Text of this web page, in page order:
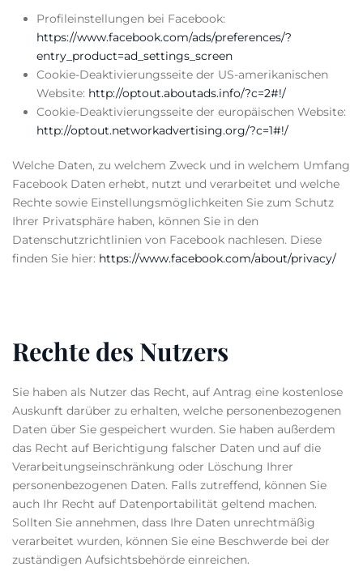
Profileinstellungen bei Facebook:
https://www.facebook.com/ads/preferences/?
entry_product=ad_settings_screen
Cookie-Deaktivierungsseite der US-amerikanischen
Website: http://optout.aboutads.info/?c=2#!/
Cookie-Deaktivierungsseite der europäischen Website:
http://optout.networkadvertising.org/?c=1#!/
Welche Daten, zu welchem Zweck und in welchem Umfang
Facebook Daten erhebt, nutzt und verarbeitet und welche
Rechte sowie Einstellungsmöglichkeiten Sie zum Schutz
Ihrer Privatsphäre haben, können Sie in den
Datenschutzrichtlinien von Facebook nachlesen. Diese
finden Sie hier: https://www.facebook.com/about/privacy/
Rechte des Nutzers
Sie haben als Nutzer das Recht, auf Antrag eine kostenlose
Auskunft darüber zu erhalten, welche personenbezogenen
Daten über Sie gespeichert wurden. Sie haben außerdem
das Recht auf Berichtigung falscher Daten und auf die
Verarbeitungseinschränkung oder Löschung Ihrer
personenbezogenen Daten. Falls zutreffend, können Sie
auch Ihr Recht auf Datenportabilität geltend machen.
Sollten Sie annehmen, dass Ihre Daten unrechtmäßig
verarbeitet wurden, können Sie eine Beschwerde bei der
zuständigen Aufsichtsbehörde einreichen.